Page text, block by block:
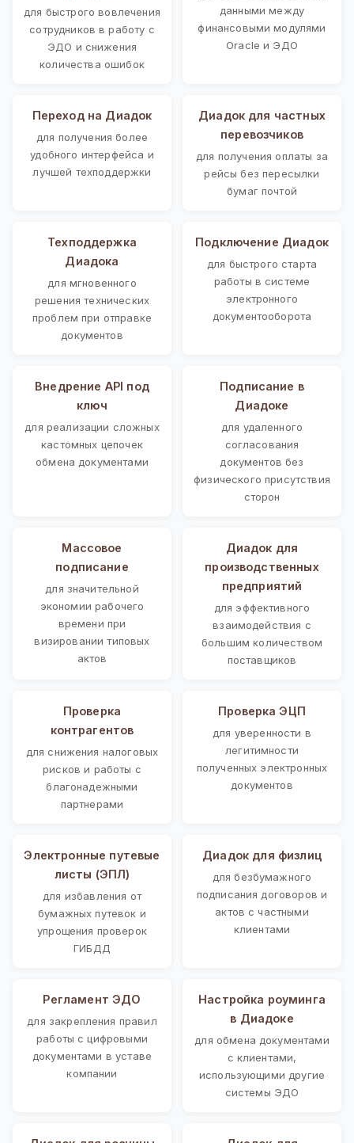
для быстрого вовлечения
сотрудников в работу с
ЭДО и снижения
количества ошибок
данными между
финансовыми модулями
Oracle и ЭДО
Переход на Диадок
для получения более
удобного интерфейса и
лучшей техподдержки
Диадок для частных
перевозчиков
для получения оплаты за
рейсы без пересылки
бумаг почтой
Техподдержка
Диадока
для мгновенного
решения технических
проблем при отправке
документов
Подключение Диадок
для быстрого старта
работы в системе
электронного
документооборота
Внедрение API под
ключ
для реализации сложных
кастомных цепочек
обмена документами
Подписание в
Диадоке
для удаленного
согласования
документов без
физического присутствия
сторон
Массовое
подписание
для значительной
экономии рабочего
времени при
визировании типовых
актов
Диадок для
производственных
предприятий
для эффективного
взаимодействия с
большим количеством
поставщиков
Проверка
контрагентов
для снижения налоговых
рисков и работы с
благонадежными
партнерами
Проверка ЭЦП
для уверенности в
легитимности
полученных электронных
документов
Электронные путевые
листы (ЭПЛ)
для избавления от
бумажных путевок и
упрощения проверок
ГИБДД
Диадок для физлиц
для безбумажного
подписания договоров и
актов с частными
клиентами
Регламент ЭДО
для закрепления правил
работы с цифровыми
документами в уставе
компании
Настройка роуминга
в Диадоке
для обмена документами
с клиентами,
использующими другие
системы ЭДО